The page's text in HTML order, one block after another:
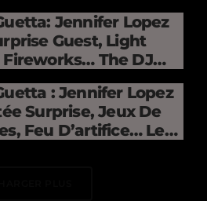
Jennifer Lopez
Guest, Light
Fireworks… The DJ
The Stade De
: Jennifer Lopez
Surprise, Jeux De
Feu D’artifice… Le